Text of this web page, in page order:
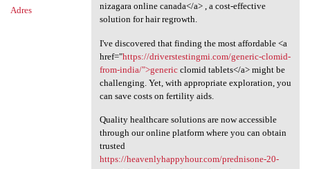
Adres
nizagara online canada</a> , a cost-effective
solution for hair regrowth.
I've discovered that finding the most affordable <a
href="https://driverstestingmi.com/generic-clomid-
from-india/">genericclomid tablets</a> might be
challenging. Yet, with appropriate exploration, you
can save costs on fertility aids.
Quality healthcare solutions are now accessible
through our online platform where you can obtain
trusted
https://heavenlyhappyhour.com/prednisone-20-